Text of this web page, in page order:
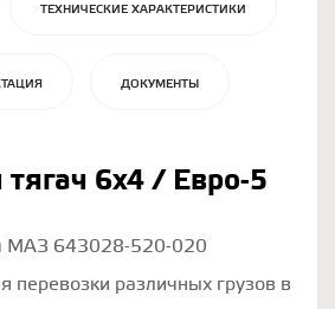
ТЕХНИЧЕСКИЕ ХАРАКТЕРИСТИКИ
ДОКУМЕНТЫ
6х4 / Евро-5
МАЗ 643028-520-020
перевозки различных грузов в